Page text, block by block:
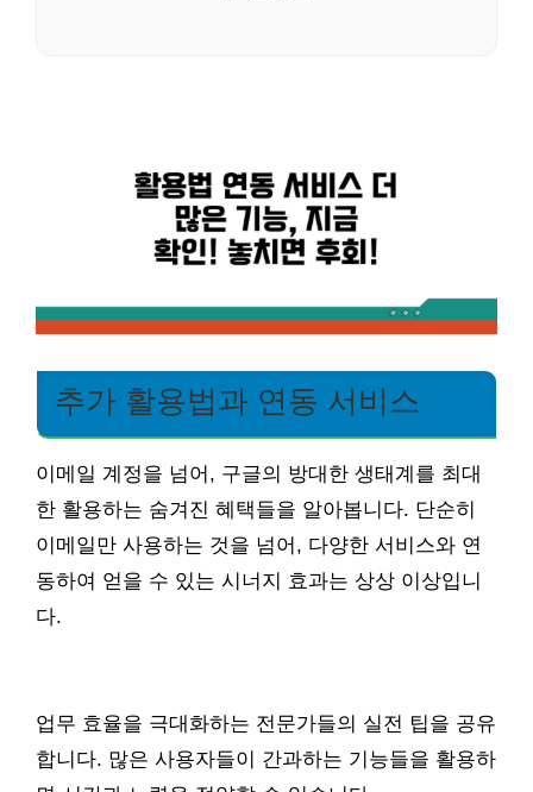
추가 활용법과 연동 서비스
이메일 계정을 넘어, 구글의 방대한 생태계를 최대
한 활용하는 숨겨진 혜택들을 알아봅니다. 단순히
이메일만 사용하는 것을 넘어, 다양한 서비스와 연
동하여 얻을 수 있는 시너지 효과는 상상 이상입니
다.
업무 효율을 극대화하는 전문가들의 실전 팁을 공유
합니다. 많은 사용자들이 간과하는 기능들을 활용하